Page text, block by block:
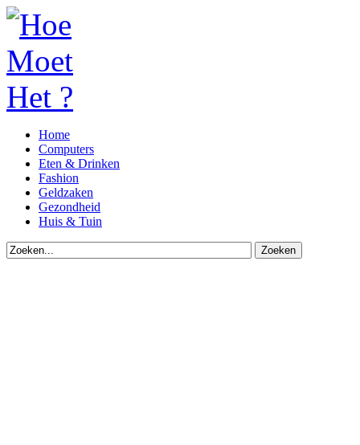
Home
Computers
Eten & Drinken
Fashion
Geldzaken
Gezondheid
Huis & Tuin